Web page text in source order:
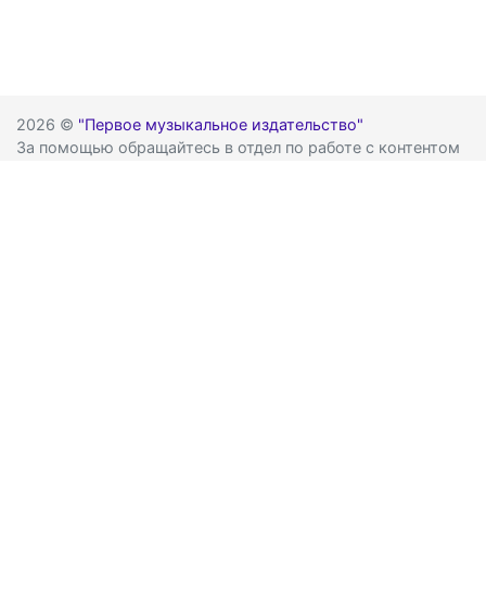
2026 © "Первое музыкальное издательство"
За помощью обращайтесь в отдел по работе с контентом